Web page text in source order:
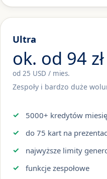
Ultra
ok. od 94 zł
od 25 USD / mies.
Zespoły i bardzo duże
5000+ kredytów
do 75 kart na
najwyższe limity
funkcje zespołowe